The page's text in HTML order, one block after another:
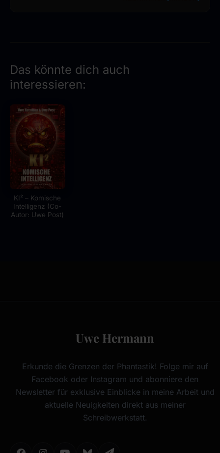
Das könnte dich auch
interessieren:
KI² – Komische
Intelligenz (Co-
Autor: Uwe Post)
Uwe Hermann
Erkunde die Grenzen der Phantastik! Folge mir auf
Facebook oder Instagram und abonniere den
Newsletter für exklusive Einblicke in meine Arbeit und
aktuelle Neuigkeiten direkt aus meiner
Schreibwerkstatt.